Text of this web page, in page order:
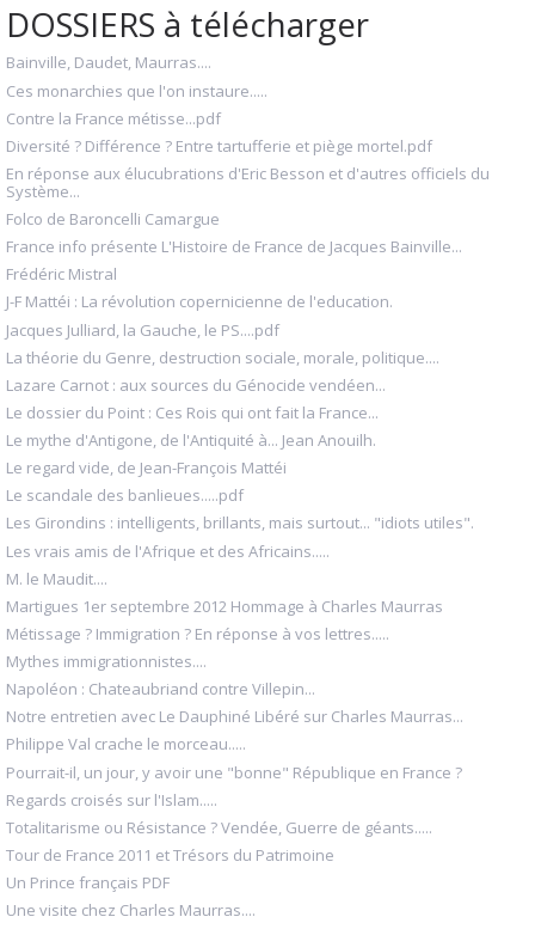
DOSSIERS à télécharger
Bainville, Daudet, Maurras....
Ces monarchies que l'on instaure.....
Contre la France métisse...pdf
Diversité ? Différence ? Entre tartufferie et piège mortel.pdf
En réponse aux élucubrations d'Eric Besson et d'autres officiels du
Système...
Folco de Baroncelli Camargue
France info présente L'Histoire de France de Jacques Bainville...
Frédéric Mistral
J-F Mattéi : La révolution copernicienne de l'education.
Jacques Julliard, la Gauche, le PS....pdf
La théorie du Genre, destruction sociale, morale, politique....
Lazare Carnot : aux sources du Génocide vendéen...
Le dossier du Point : Ces Rois qui ont fait la France...
Le mythe d'Antigone, de l'Antiquité à... Jean Anouilh.
Le regard vide, de Jean-François Mattéi
Le scandale des banlieues.....pdf
Les Girondins : intelligents, brillants, mais surtout... "idiots utiles".
Les vrais amis de l'Afrique et des Africains.....
M. le Maudit....
Martigues 1er septembre 2012 Hommage à Charles Maurras
Métissage ? Immigration ? En réponse à vos lettres.....
Mythes immigrationnistes....
Napoléon : Chateaubriand contre Villepin...
Notre entretien avec Le Dauphiné Libéré sur Charles Maurras...
Philippe Val crache le morceau.....
Pourrait-il, un jour, y avoir une "bonne" République en France ?
Regards croisés sur l'Islam.....
Totalitarisme ou Résistance ? Vendée, Guerre de géants.....
Tour de France 2011 et Trésors du Patrimoine
Un Prince français PDF
Une visite chez Charles Maurras....